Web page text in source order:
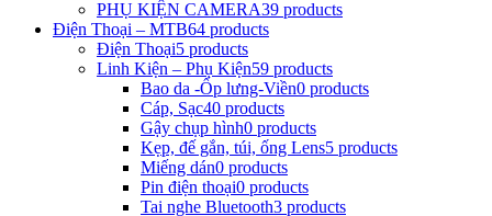
PHỤ KIỆN CAMERA39 products
Điện Thoại – MTB64 products
Điện Thoại5 products
Linh Kiện – Phụ Kiện59 products
Bao da -Ốp lưng-Viền0 products
Cáp, Sạc40 products
Gậy chụp hình0 products
Kẹp, đế gắn, túi, ống Lens5 products
Miếng dán0 products
Pin điện thoại0 products
Tai nghe Bluetooth3 products